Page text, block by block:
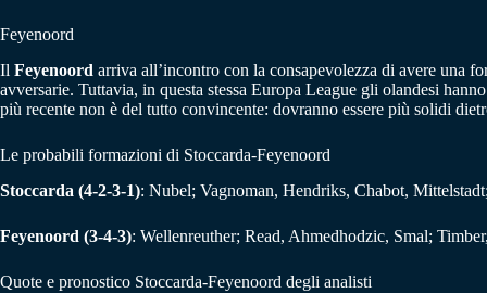
Feyenoord
Il Feyenoord arriva all’incontro con la consapevolezza di avere una
avversarie. Tuttavia, in questa stessa Europa League gli olandesi
più recente non è del tutto convincente: dovranno essere più solidi
Le probabili formazioni di Stoccarda-Feyenoord
Stoccarda (4-2-3-1): Nubel; Vagnoman, Hendriks, Chabot,
Feyenoord (3-4-3): Wellenreuther; Read, Ahmedhodzic, Smal;
Quote e pronostico Stoccarda-Feyenoord degli analisti